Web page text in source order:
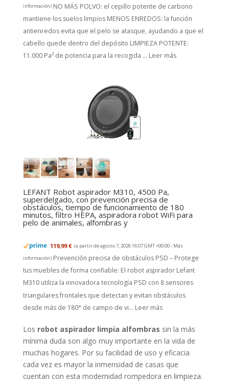
información) NO MÁS POLVO: el cepillo potente de carbono
mantiene los suelos limpios MENOS ENREDOS: la función
antienredos evita que el pelo se atasque, ayudando a que el
cabello quede dentro del depósito LIMPIEZA POTENTE:
11.000 Pa² de potencia para la recogida ... Leer más
LEFANT Robot aspirador M310, 4500 Pa,
superdelgado, con prevención precisa de
obstáculos, tiempo de funcionamiento de 180
minutos, filtro HEPA, aspiradora robot WiFi para
pelo de animales, alfombras y
119,99 € (a partir de agosto 7, 2026 16:07 GMT +00:00 - Más
información) Prevención precisa de obstáculos PSD – Protege
tus muebles de forma confiable: El robot aspirador Lefant
M310 utiliza la innovadora tecnología PSD con 8 sensores
triangulares frontales que detectan y evitan obstáculos
desde más de 180° de campo de vi... Leer más
Los robot aspirador limpia alfombras sin la más
mínima duda son algo muy importante en la vida de
muchas hogares. Por su facilidad de uso y eficacia
cada vez es mayor la inmensidad de casas que
cuentan con esta modernidad rompedora en limpieza.